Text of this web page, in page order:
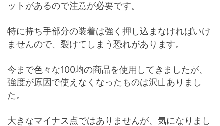
ットがあるので注意が必要です。
特に持ち手部分の装着は強く押し込まなければいけ
ませんので、裂けてしまう恐れがあります。
今まで色々な100均の商品を使用してきましたが、
強度が原因で使えなくなったものは沢山ありまし
た。
大きなマイナス点ではありませんが、気になりまし